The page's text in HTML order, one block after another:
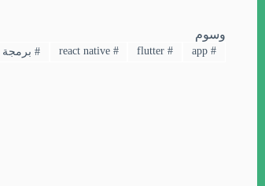
وسوم
#
app
#
flutter
#
react native
# برمجة